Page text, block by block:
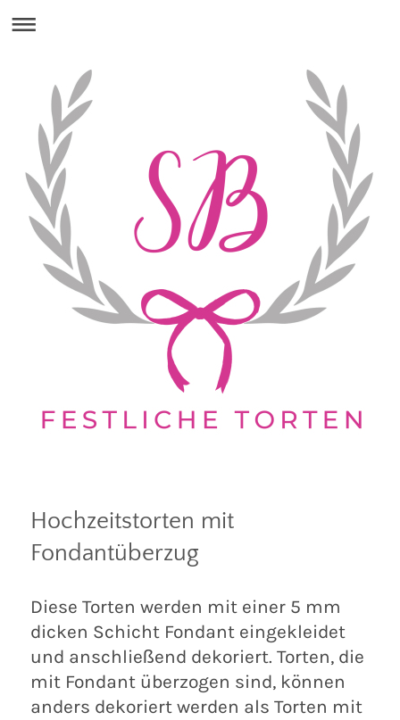
Hochzeitstorten mit
Fondantüberzug
Diese Torten werden mit einer 5 mm
dicken Schicht Fondant eingekleidet
und anschließend dekoriert. Torten, die
mit Fondant überzogen sind, können
anders dekoriert werden als Torten mit